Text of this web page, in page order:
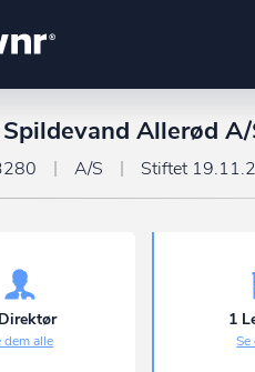
Sæt
Allerød A/
A/S Stiftet
dem alle
1
Se